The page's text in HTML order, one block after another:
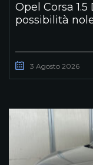
Opel Corsa
possibilità
3 Agosto 2026